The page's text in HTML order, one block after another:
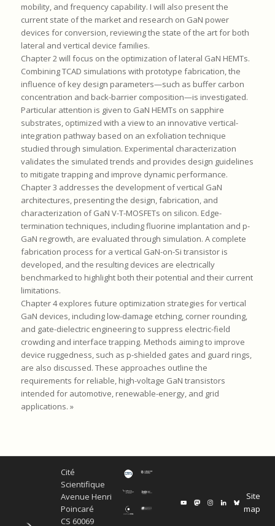
mobility, and frequency capability. I will also present the
current state of the market and research on GaN power
devices for conversion, reviewing the state of the art for both
lateral and vertical device families.
Chapter 2 will focus on the optimization of lateral GaN HEMTs.
Combining TCAD simulations with prototype fabrication, the
influence of key design parameters—such as buffer carbon
concentration and back-barrier composition—is investigated.
Particular attention is given to GaN HEMTs on sapphire
substrates, optimized with a view to an innovative vertical-
integration pathway based on an exfoliation technique
studied through simulation. Experimental characterization
validates the simulated trends and provides design guidelines
to mitigate trapping and improve dynamic performance.
Chapter 3 addresses the development of vertical GaN
architectures, presenting the design, fabrication, and
characterization of GaN V-T-MOSFETs on silicon. Edge-
termination techniques, including fluorine implantation and p-
GaN regrowth, are evaluated through simulation. A complete
fabrication process for a vertical GaN-on-Si transistor is
developed, and the resulting devices are electrically
benchmarked to highlight both their potential and their current
limitations.
Chapter 4 explores future optimization strategies for vertical
GaN devices, including low-damage etching, corner rounding,
and gate-dielectric engineering to suppress electric-field
crowding and interface trapping. Methods aiming to improve
device ruggedness, such as p-shielded gates and guard rings,
are also discussed. These approaches outline the
requirements for reliable, high-voltage GaN transistors
intended for automotive, renewable-energy, and grid
applications. »
Cité
Scientifique
Avenue Henri
Poincaré
CS 60069
Site
map